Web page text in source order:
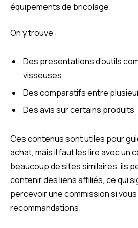
équipements de bricolage.
On y trouve :
Des présentations d’outils
visseuses
Des comparatifs entre
Des avis sur certains produits
Ces contenus sont utiles pour
achat, mais il faut les lire avec un
beaucoup de sites similaires, ils
contenir des liens affiliés, ce qui
percevoir une commission si
recommandations.